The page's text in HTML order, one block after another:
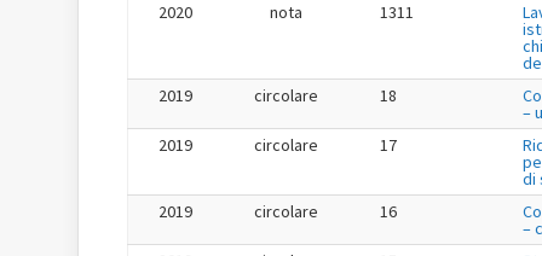
2020
nota 1311
2019
circolare 18
–
2019
circolare 17
di
2019
circolare 16
–